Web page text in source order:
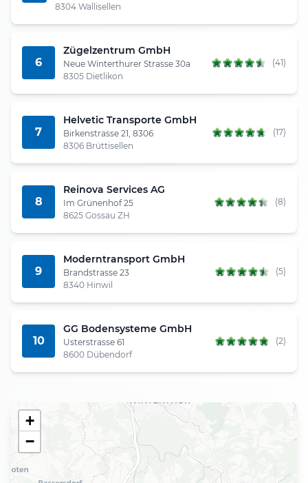
8304 Wallisellen
6
Zügelzentrum GmbH
Neue Winterthurer Strasse 30a
8305 Dietlikon
(41)
7
Helvetic Transporte GmbH
Birkenstrasse 21, 8306
8306 Brüttisellen
(17)
8
Reinova Services AG
Im Grünenhof 25
8625 Gossau ZH
(8)
9
Moderntransport GmbH
Brandstrasse 23
8340 Hinwil
(5)
10
GG Bodensysteme GmbH
Usterstrasse 61
8600 Dübendorf
(2)
+
−